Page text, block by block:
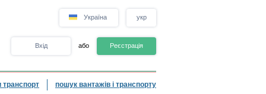
Україна укр
Вхід або Реєстрація
транспорт пошук вантажів і транспорту